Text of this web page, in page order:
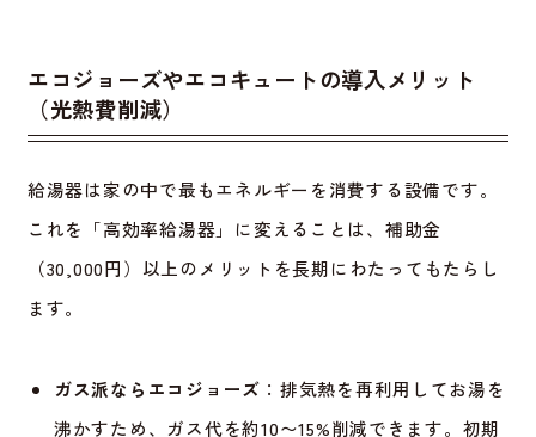
エコジョーズやエコキュートの導入メリット
（光熱費削減）
給湯器は家の中で最もエネルギーを消費する設備です。
これを「高効率給湯器」に変えることは、補助金
（30,000円）以上のメリットを長期にわたってもたらし
ます。
ガス派ならエコジョーズ ：排気熱を再利用してお湯を
沸かすため、ガス代を約10〜15%削減できます。初期